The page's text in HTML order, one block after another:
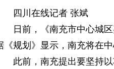
四川在线记者 张斌
日前，《南充市中心城
《规划》显示，南充将在
此前，南充提出要坚持